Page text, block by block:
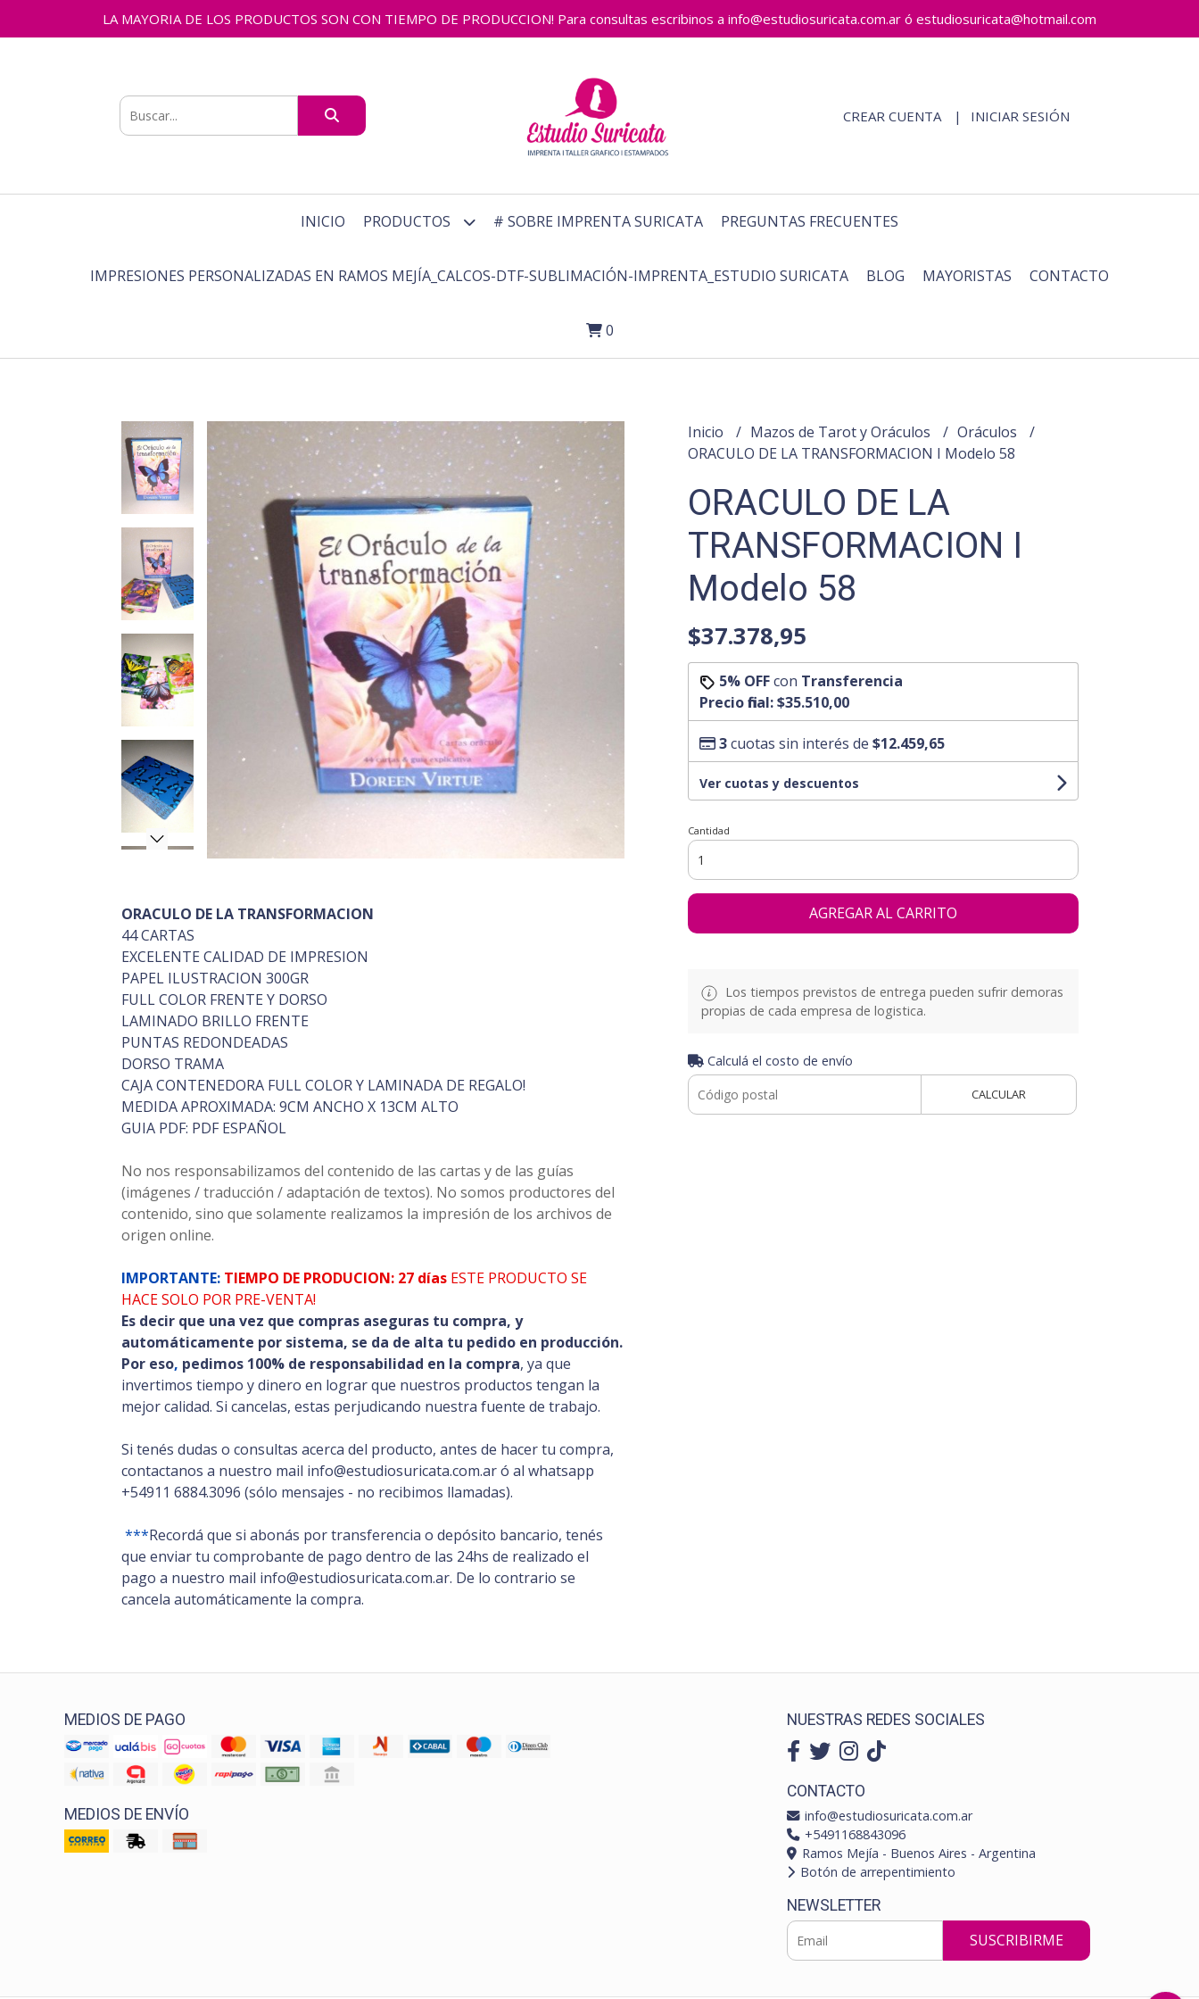
LA MAYORIA DE LOS PRODUCTOS SON CON TIEMPO DE PRODUCCION! Para consultas escribinos a info@estudiosuricata.com.ar ó estudiosuricata@hotmail.com
CREAR CUENTA INICIAR SESIÓN
INICIO PRODUCTOS # SOBRE IMPRENTA SURICATA PREGUNTAS FRECUENTES
IMPRESIONES PERSONALIZADAS EN RAMOS MEJÍA_CALCOS-DTF-SUBLIMACIÓN-IMPRENTA_ESTUDIO SURICATA BLOG MAYORISTAS CONTACTO
0
ORACULO DE LA TRANSFORMACION
44 CARTAS
EXCELENTE CALIDAD DE IMPRESION
PAPEL ILUSTRACION 300GR
FULL COLOR FRENTE Y DORSO
LAMINADO BRILLO FRENTE
PUNTAS REDONDEADAS
DORSO TRAMA
CAJA CONTENEDORA FULL COLOR Y LAMINADA DE REGALO!
MEDIDA APROXIMADA: 9CM ANCHO X 13CM ALTO
GUIA PDF: PDF ESPAÑOL
No nos responsabilizamos del contenido de las cartas y de las guías
(imágenes / traducción / adaptación de textos). No somos productores del
contenido, sino que solamente realizamos la impresión de los archivos de
origen online.
IMPORTANTE: TIEMPO DE PRODUCION: 27 días ESTE PRODUCTO SE
HACE SOLO POR PRE-VENTA!
Es decir que una vez que compras aseguras tu compra, y
automáticamente por sistema, se da de alta tu pedido en producción.
Por eso, pedimos 100% de responsabilidad en la compra, ya que
invertimos tiempo y dinero en lograr que nuestros productos tengan la
mejor calidad. Si cancelas, estas perjudicando nuestra fuente de trabajo.
Si tenés dudas o consultas acerca del producto, antes de hacer tu compra,
contactanos a nuestro mail info@estudiosuricata.com.ar ó al whatsapp
+54911 6884.3096 (sólo mensajes - no recibimos llamadas).
***Recordá que si abonás por transferencia o depósito bancario, tenés
que enviar tu comprobante de pago dentro de las 24hs de realizado el
pago a nuestro mail info@estudiosuricata.com.ar. De lo contrario se
cancela automáticamente la compra.
Inicio Mazos de Tarot y Oráculos
Oráculos
ORACULO DE LA TRANSFORMACION I Modelo 58
ORACULO DE LA
TRANSFORMACION I
Modelo 58
$37.378,95
5% OFFcon Transferencia
Precio final:$35.510,00
3cuotas sin interés de $12.459,65
Ver cuotas y descuentos
Cantidad
AGREGAR AL CARRITO
Los tiempos previstos de entrega pueden sufrir demoras
propias de cada empresa de logistica.
Calculá el costo de envío
CALCULAR
MEDIOS DE PAGO
MEDIOS DE ENVÍO
NUESTRAS REDES SOCIALES
CONTACTO
info@estudiosuricata.com.ar
+5491168843096
Ramos Mejía - Buenos Aires - Argentina
Botón de arrepentimiento
NEWSLETTER
SUSCRIBIRME